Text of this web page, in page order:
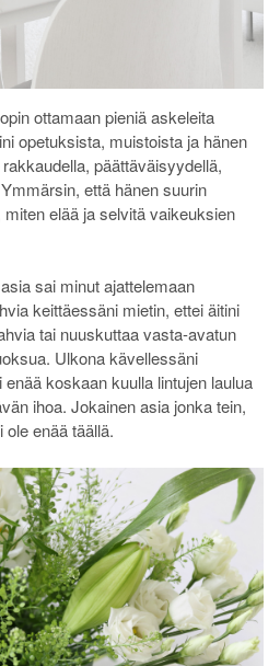
ottamaan pieniä askeleita
opetuksista, muistoista ja hänen
päättäväisyydellä,
että hänen suurin
elää ja selvitä vaikeuksien
sai minut ajattelemaan
keittäessäni mietin, ettei äitini
tai nuuskuttaa vasta-avatun
Ulkona kävellessäni
koskaan kuulla lintujen laulua
ihoa. Jokainen asia jonka tein,
enää täällä.